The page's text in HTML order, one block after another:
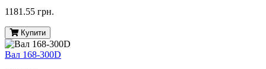
1181.55 грн.
Купити
Вал 168-300D